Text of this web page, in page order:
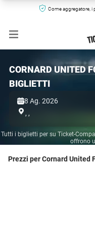
Come aggregatore, i
CORNARD UNITED
BIGLIETTI
8 Ag. 2026
, ,
Tutti i biglietti per su Ticket-
offrono
Prezzi per Cornard United